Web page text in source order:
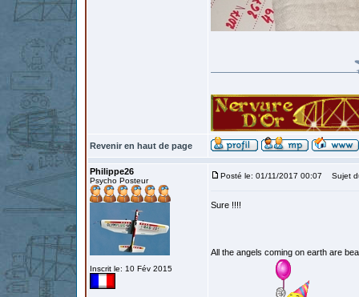
Revenir en haut de page
Philippe26
Psycho Posteur
Inscrit le: 10 Fév 2015
Posté le: 01/11/2017 00:07 Sujet
Sure !!!!
All the angels coming on earth are